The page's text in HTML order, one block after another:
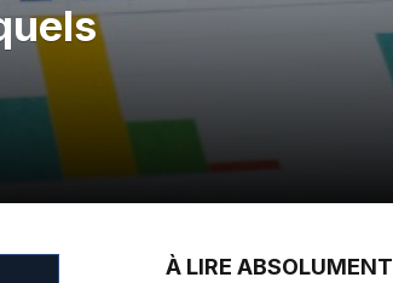
À LIRE ABSOLUMENT